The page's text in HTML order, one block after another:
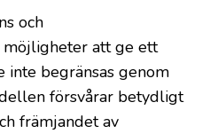
och
att ge ett
begränsas genom
försvårar betydligt
främjandet av